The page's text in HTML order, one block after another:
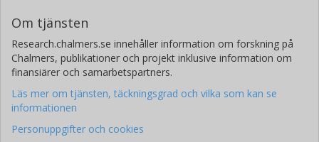
Om tjänsten
Research.chalmers.se innehåller information om forskning på
Chalmers, publikationer och projekt inklusive information om
finansiärer och samarbetspartners.
Läs mer om tjänsten, täckningsgrad och vilka som kan se
informationen
Personuppgifter och cookies